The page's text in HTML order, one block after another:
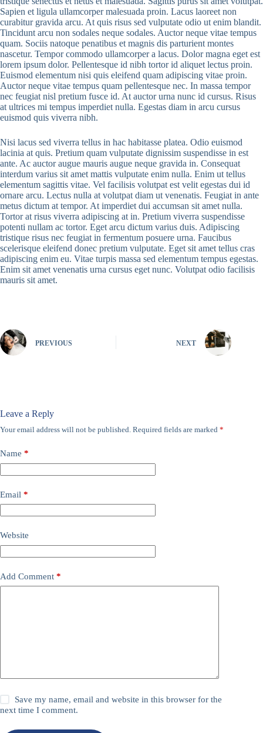
Sapien et ligula ullamcorper malesuada proin. Lacus laoreet non
curabitur gravida arcu. At quis risus sed vulputate odio ut enim blandit.
Tincidunt arcu non sodales neque sodales. Auctor neque vitae tempus
quam. Sociis natoque penatibus et magnis dis parturient montes
nascetur. Tempor commodo ullamcorper a lacus. Dolor magna eget est
lorem ipsum dolor. Pellentesque id nibh tortor id aliquet lectus proin.
Euismod elementum nisi quis eleifend quam adipiscing vitae proin.
Auctor neque vitae tempus quam pellentesque nec. In massa tempor
nec feugiat nisl pretium fusce id. At auctor urna nunc id cursus. Risus
at ultrices mi tempus imperdiet nulla. Egestas diam in arcu cursus
euismod quis viverra nibh.
Nisi lacus sed viverra tellus in hac habitasse platea. Odio euismod
lacinia at quis. Pretium quam vulputate dignissim suspendisse in est
ante. Ac auctor augue mauris augue neque gravida in. Consequat
interdum varius sit amet mattis vulputate enim nulla. Enim ut tellus
elementum sagittis vitae. Vel facilisis volutpat est velit egestas dui id
ornare arcu. Lectus nulla at volutpat diam ut venenatis. Feugiat in ante
metus dictum at tempor. At imperdiet dui accumsan sit amet nulla.
Tortor at risus viverra adipiscing at in. Pretium viverra suspendisse
potenti nullam ac tortor. Eget arcu dictum varius duis. Adipiscing
tristique risus nec feugiat in fermentum posuere urna. Faucibus
scelerisque eleifend donec pretium vulputate. Eget sit amet tellus cras
adipiscing enim eu. Vitae turpis massa sed elementum tempus egestas.
Enim sit amet venenatis urna cursus eget nunc. Volutpat odio facilisis
mauris sit amet.
PREVIOUS NEXT
Leave a Reply
Your email address will not be published. Required fields are marked *
Name *
Email *
Website
Add Comment *
Save my name, email and website in this browser for the
next time I comment.